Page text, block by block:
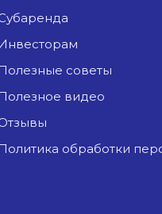
Субаренда
Инвесторам
Полезные советы
Полезное видео
Отзывы
Политика обработки